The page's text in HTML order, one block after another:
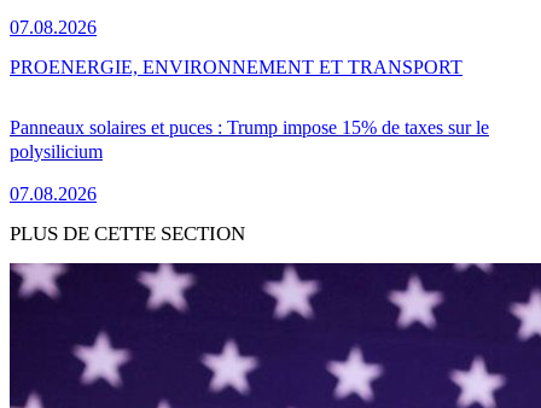
07.08.2026
Panneaux solaires et puces : Trump impose 15% de taxes sur le
polysilicium
07.08.2026
PROENERGIE, ENVIRONNEMENT ET TRANSPORT
PLUS DE CETTE SECTION